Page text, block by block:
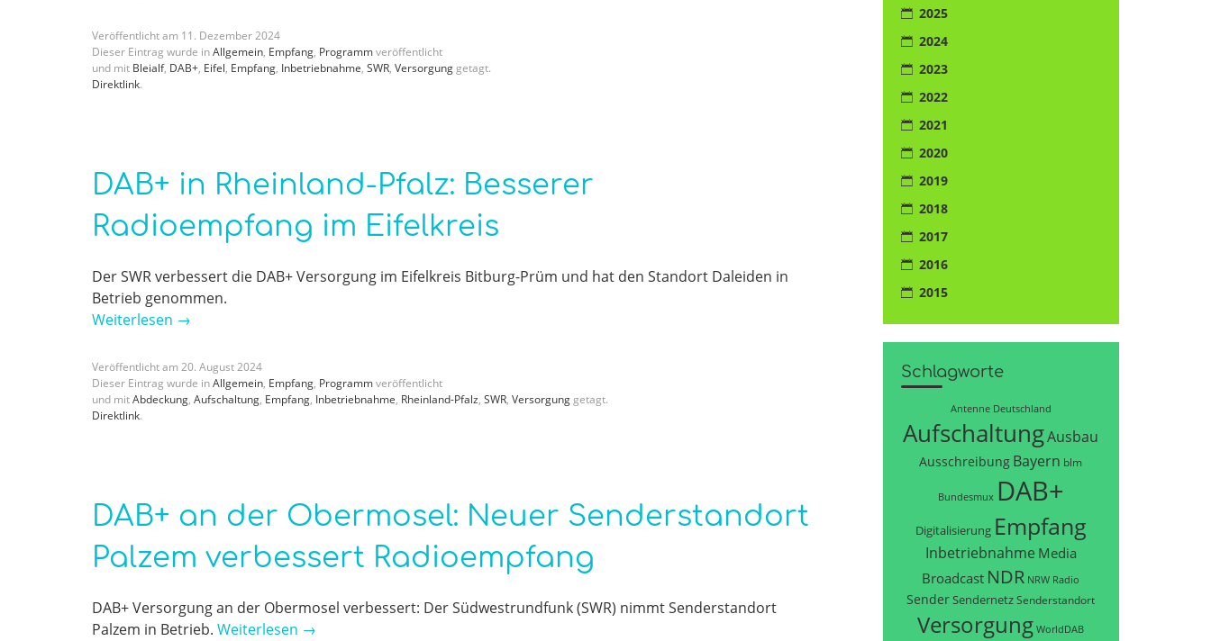
Veröffentlicht am 11 . Dezember2024
Dieser Eintrag wurde inAllgemein, Empfang, Programmveröffentlicht
und mit Bleialf, DAB+, Eifel, Empfang, Inbetriebnahme, SWR, Versorgung getagt.
Direktlink.
DAB+ in Rheinland-Pfalz: Besserer
Radioempfang im Eifelkreis
Der SWR verbessert die DAB+ Versorgung im Eifelkreis Bitburg-Prüm und hat den Standort Daleiden in
Betrieb genommen.
Weiterlesen →
Veröffentlicht am 20. August2024
Dieser Eintrag wurde inAllgemein, Empfang, Programmveröffentlicht
und mitAbdeckung, Aufschaltung, Empfang, Inbetriebnahme, Rheinland-Pfalz, SWR, Versorgung getagt.
Direktlink.
DAB+ an der Obermosel: Neuer Senderstandort
Palzem verbessert Radioempfang
DAB+ Versorgung an der Obermosel verbessert: Der Südwestrundfunk (SWR) nimmt Senderstandort
Palzem in Betrieb. Weiterlesen →
2025
2024
2023
2022
2021
2020
2019
2018
2017
2016
2015
Schlagworte
Antenne Deutschland
AufschaltungAusbau
Ausschreibung Bayern blm
Bundesmux DAB+
Digitalisierung Empfang
Inbetriebnahme Media
Broadcast NDR NRW Radio
SenderSendernetzSenderstandort
Versorgung WorldDAB